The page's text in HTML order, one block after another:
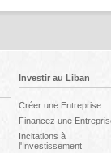
Investir au Liban
Créer une Entreprise
Financez une
Incitations à
l'Investissement